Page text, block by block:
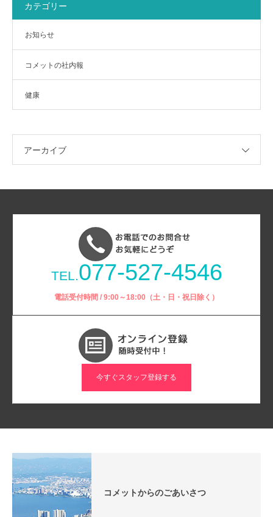
カテゴリー
お知らせ
コメットの社内報
健康
アーカイブ
TEL.077-527-4546
電話受付時間 / 9:00～18:00（土・日・祝日除く）
今すぐスタッフ登録する
コメットからのごあいさつ